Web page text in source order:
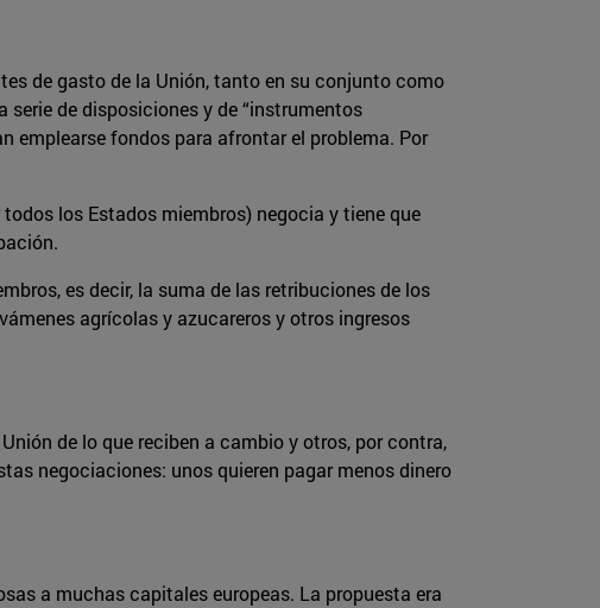
de gasto de la Unión, tanto en su conjunto como
de disposiciones y de “instrumentos
emplearse fondos para afrontar el problema. Por
los Estados miembros) negocia y tiene que
es decir, la suma de las retribuciones de los
agrícolas y azucareros y otros ingresos
de lo que reciben a cambio y otros, por contra,
negociaciones: unos quieren pagar menos dinero
a muchas capitales europeas. La propuesta era